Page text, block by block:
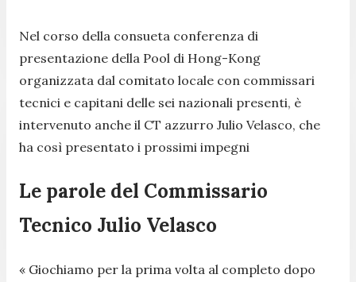
Nel corso della consueta conferenza di
presentazione della Pool di Hong-Kong
organizzata dal comitato locale con commissari
tecnici e capitani delle sei nazionali presenti, è
intervenuto anche il CT azzurro Julio Velasco, che
ha così presentato i prossimi impegni
Le parole del Commissario
Tecnico Julio Velasco
« Giochiamo per la prima volta al completo dopo